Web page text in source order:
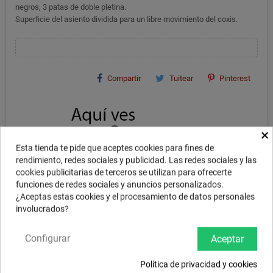
negros, 3 patas de doble pletina.
Superficie del asiento dividida para un libre movimiento del coxis.
Compartir Tuitear Pinterest
DESCRIPCIÓN
×
Esta tienda te pide que aceptes cookies para fines de
rendimiento, redes sociales y publicidad. Las redes sociales y las
cookies publicitarias de terceros se utilizan para ofrecerte
funciones de redes sociales y anuncios personalizados.
¿Aceptas estas cookies y el procesamiento de datos personales
involucrados?
Aceptar
Configurar
Política de privacidad y cookies